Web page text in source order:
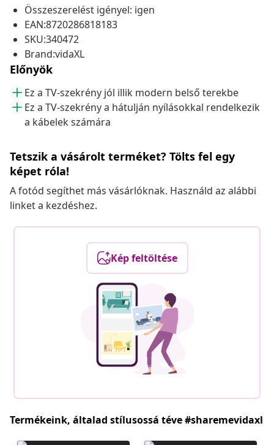
Összeszerelést igényel: igen
EAN:8720286818183
SKU:340472
Brand:vidaXL
Előnyök
Ez a TV-szekrény jól illik modern belső terekbe
Ez a TV-szekrény a hátulján nyílásokkal rendelkezik
a kábelek számára
Tetszik a vásárolt terméket? Tölts fel egy
képet róla!
A fotód segíthet más vásárlóknak. Használd az alábbi
linket a kezdéshez.
Kép feltöltése
Termékeink, általad stílusossá téve #sharemevidaxl